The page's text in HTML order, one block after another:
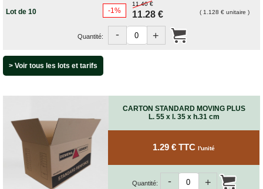
Déménageurs
Chariots
Déménagement
Cadenas
Couteaux
Lot de 10 -1%
11.40 €
11.28 € ( 1.128 € unitaire )
Quantité: +
-
> Voir tous les lots et tarifs
CARTON STANDARD MOVING PLUS
L. 55 x l. 35 x h.31 cm
1.29 € TTC l'unité
Quantité: +
-